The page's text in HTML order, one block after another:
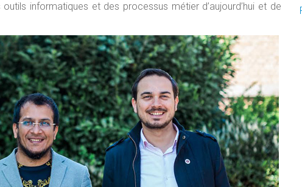
informatiques et des processus métier d’aujourd’hui et de